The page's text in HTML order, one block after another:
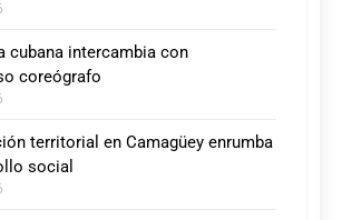
cubana intercambia con
coreógrafo
territorial en Camagüey enrumba
social